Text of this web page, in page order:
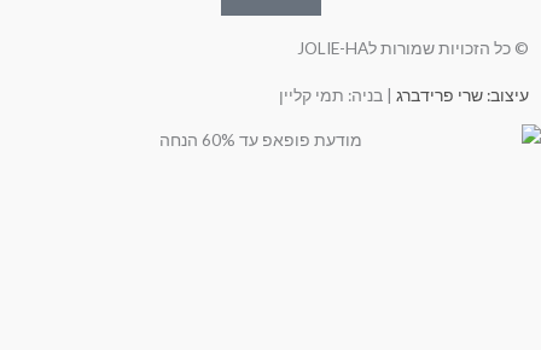
© כל הזכויות שמורות לJOLIE-HA
עיצוב: שרי פרידברג| בניה: תמי קליין